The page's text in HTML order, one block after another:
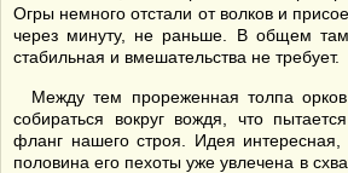
Огры немного отстали от волков и
через минуту, не раньше. В общем там
стабильная и вмешательства не требует.
Между тем прореженная толпа
собираться вокруг вождя, что
фланг нашего строя. Идея
половина его пехоты уже увлечена в